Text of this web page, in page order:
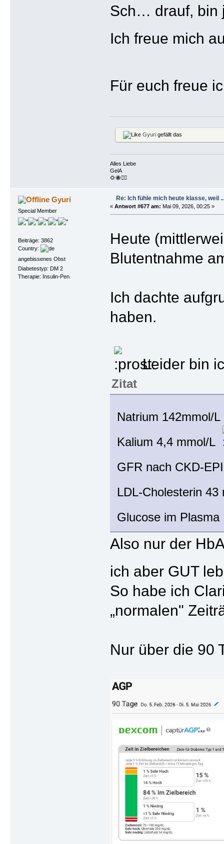
Sch… drauf, bin
Ich freue mich
Für euch freue
Gyurigefällt das
Alles Liebe
GelA
🌻🐝🏴‍☠️
Gyuri
Special Member
Beiträge: 3862
Country:
angebissenes Obst
Diabetestyp: DM 2
Therapie: Insulin-Pen
Re: Ich fühle mich heute klasse, weil
« Antwort #677 am: Mai 09, 2026, 00:25 »
Heute
Blutentnahme
Ich dachte
haben.
Leider bin
Zitat
Natrium 142mmol/
Kalium 4,4 mmol/L
GFR nach CKD-
LDL-Cholesterin
Glucose im
Also nur der
ich aber GUT
So habe ich
„normalen"
Nur über die 90